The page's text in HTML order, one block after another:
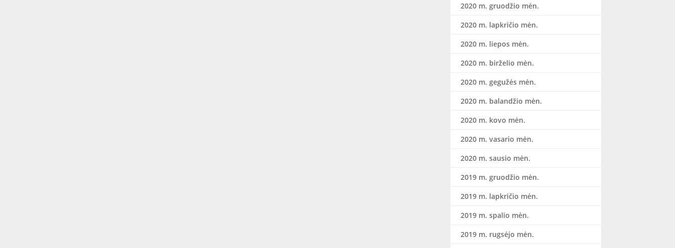
2020 m. gruodžio mėn.
2020 m. lapkričio mėn.
2020 m. liepos mėn.
2020 m. birželio mėn.
2020 m. gegužės mėn.
2020 m. balandžio mėn.
2020 m. kovo mėn.
2020 m. vasario mėn.
2020 m. sausio mėn.
2019 m. gruodžio mėn.
2019 m. lapkričio mėn.
2019 m. spalio mėn.
2019 m. rugsėjo mėn.